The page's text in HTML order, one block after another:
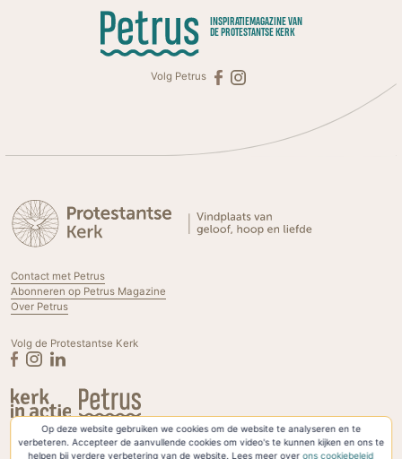
Op deze website gebruiken we cookies om de website te analyseren en te
verbeteren. Accepteer de aanvullende cookies om video's te kunnen kijken en ons te
helpen bij verdere verbetering van de website. Lees meer overons cookiebeleid
INSPIRATIEMAGAZINE VAN
DE PROTESTANTSE KERK
Volg Petrus
Contact met Petrus
Abonneren op Petrus Magazine
Over Petrus
Volg de Protestantse Kerk
Privacyverklaring & Cookies